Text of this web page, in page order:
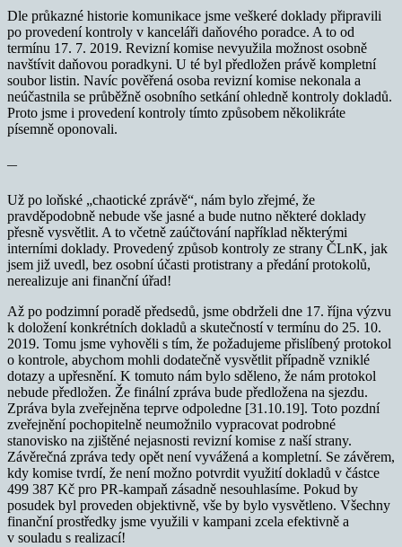
Dle průkazné historie komunikace jsme veškeré doklady připravili
po provedení kontroly v kanceláři daňového poradce. A to od
termínu 17. 7. 2019. Revizní komise nevyužila možnost osobně
navštívit daňovou poradkyni. U té byl předložen právě kompletní
soubor listin. Navíc pověřená osoba revizní komise nekonala a
neúčastnila se průběžně osobního setkání ohledně kontroly dokladů.
Proto jsme i provedení kontroly tímto způsobem několikráte
písemně oponovali.
—
Už po loňské „chaotické zprávě“, nám bylo zřejmé, že
pravděpodobně nebude vše jasné a bude nutno některé doklady
přesně vysvětlit. A to včetně zaúčtování například některými
interními doklady. Provedený způsob kontroly ze strany ČLnK, jak
jsem již uvedl, bez osobní účasti protistrany a předání protokolů,
nerealizuje ani finanční úřad!
Až po podzimní poradě předsedů, jsme obdrželi dne 17. října výzvu
k doložení konkrétních dokladů a skutečností v termínu do 25. 10.
2019. Tomu jsme vyhověli s tím, že požadujeme přislíbený protokol
o kontrole, abychom mohli dodatečně vysvětlit případně vzniklé
dotazy a upřesnění. K tomuto nám bylo sděleno, že nám protokol
nebude předložen. Že finální zpráva bude předložena na sjezdu.
Zpráva byla zveřejněna teprve odpoledne [31.10.19]. Toto pozdní
zveřejnění pochopitelně neumožnilo vypracovat podrobné
stanovisko na zjištěné nejasnosti revizní komise z naší strany.
Závěrečná zpráva tedy opět není vyvážená a kompletní. Se závěrem,
kdy komise tvrdí, že není možno potvrdit využití dokladů v částce
499 387 Kč pro PR-kampaň zásadně nesouhlasíme. Pokud by
posudek byl proveden objektivně, vše by bylo vysvětleno. Všechny
finanční prostředky jsme využili v kampani zcela efektivně a
v souladu s realizací!